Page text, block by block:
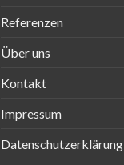
Referenzen
Über uns
Kontakt
Impressum
Datenschutzerklärung